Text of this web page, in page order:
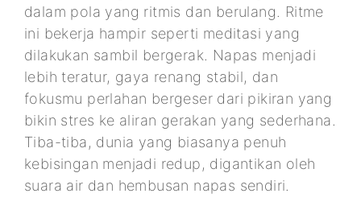
dalam pola yang ritmis dan berulang. Ritme
ini bekerja hampir seperti meditasi yang
dilakukan sambil bergerak. Napas menjadi
lebih teratur, gaya renang stabil, dan
fokusmu perlahan bergeser dari pikiran yang
bikin stres ke aliran gerakan yang sederhana.
Tiba-tiba, dunia yang biasanya penuh
kebisingan menjadi redup, digantikan oleh
suara air dan hembusan napas sendiri.